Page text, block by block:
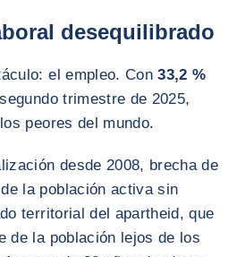
desequilibrado
el empleo. Con33,2 %
trimestre de 2025,
peores del mundo.
desde 2008, brecha de
la población activa sin
territorial del apartheid, que
de la población lejos de los